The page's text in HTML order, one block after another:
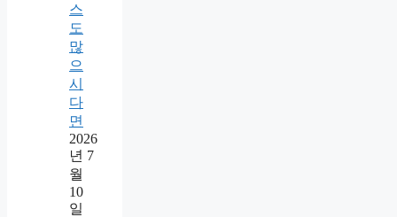
스
도
많
으
시
다
면
2026
년 7
월
10
일